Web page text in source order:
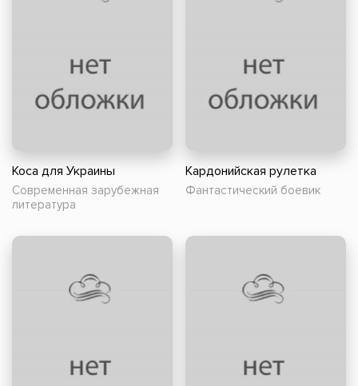
Коса для Украины
Современная зарубежная
литература
Кардонийская рулетка
Фантастический боевик